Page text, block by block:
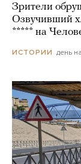
Зрители
Озвучивший
***** на
ИСТОРИИ день